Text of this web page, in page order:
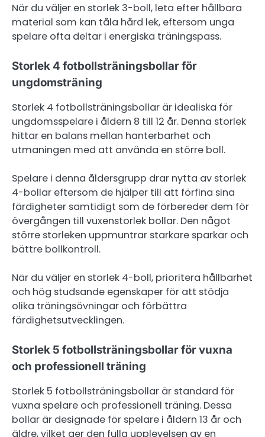
När du väljer en storlek 3-boll, leta efter hållbara
material som kan tåla hård lek, eftersom unga
spelare ofta deltar i energiska träningspass.
Storlek 4 fotbollsträningsbollar för
ungdomsträning
Storlek 4 fotbollsträningsbollar är idealiska för
ungdomsspelare i åldern 8 till 12 år. Denna storlek
hittar en balans mellan hanterbarhet och
utmaningen med att använda en större boll.
Spelare i denna åldersgrupp drar nytta av storlek
4-bollar eftersom de hjälper till att förfina sina
färdigheter samtidigt som de förbereder dem för
övergången till vuxenstorlek bollar. Den något
större storleken uppmuntrar starkare sparkar och
bättre bollkontroll.
När du väljer en storlek 4-boll, prioritera hållbarhet
och hög studsande egenskaper för att stödja
olika träningsövningar och förbättra
färdighetsutvecklingen.
Storlek 5 fotbollsträningsbollar för vuxna
och professionell träning
Storlek 5 fotbollsträningsbollar är standard för
vuxna spelare och professionell träning. Dessa
bollar är designade för spelare i åldern 13 år och
äldre, vilket ger den fulla upplevelsen av en